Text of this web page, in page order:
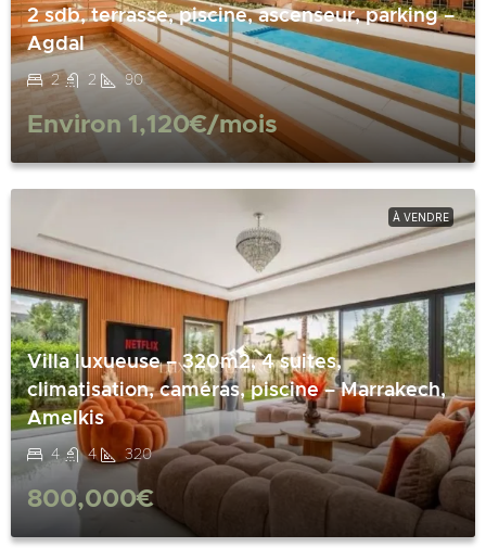
2 sdb, terrasse, piscine, ascenseur, parking –
Agdal
2 2 90
Environ 1,120€/mois
À VENDRE
Villa luxueuse – 320m2, 4 suites,
climatisation, caméras, piscine – Marrakech,
Amelkis
4 4 320
800,000€